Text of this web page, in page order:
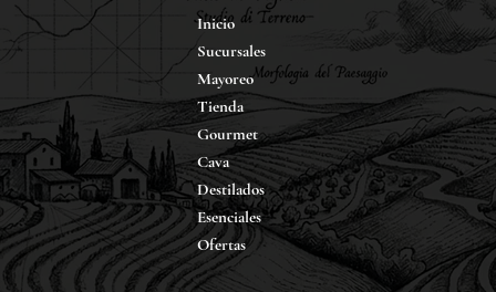
Inicio
Sucursales
Mayoreo
Tienda
Gourmet
Cava
Destilados
Esenciales
Ofertas